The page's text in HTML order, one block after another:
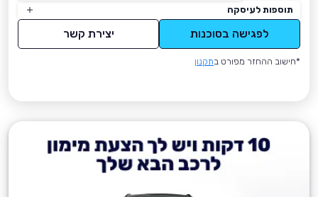
תוספות לעיסקה
לפגישה בסוכנות יצירת קשר
*חישוב ההחזר מפורט בתקנון